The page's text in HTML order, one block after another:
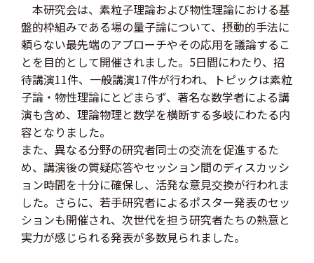
本研究会は、素粒子理論および物性理論における基
盤的枠組みである場の量子論について、摂動的手法に
頼らない最先端のアプローチやその応用を議論するこ
とを目的として開催されました。5日間にわたり、招
待講演11件、一般講演17件が行われ、トピックは素粒
子論・物性理論にとどまらず、著名な数学者による講
演も含め、理論物理と数学を横断する多岐にわたる内
容となりました。
また、異なる分野の研究者同士の交流を促進するた
め、講演後の質疑応答やセッション間のディスカッシ
ョン時間を十分に確保し、活発な意見交換が行われま
した。さらに、若手研究者によるポスター発表のセッ
ションも開催され、次世代を担う研究者たちの熱意と
実力が感じられる発表が多数見られました。